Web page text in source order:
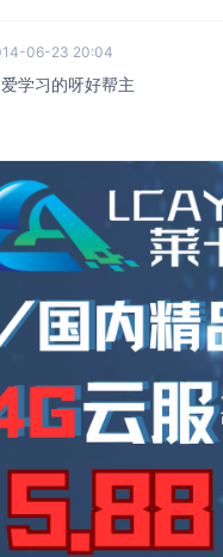
06-23 20:04
学习的呀好帮主